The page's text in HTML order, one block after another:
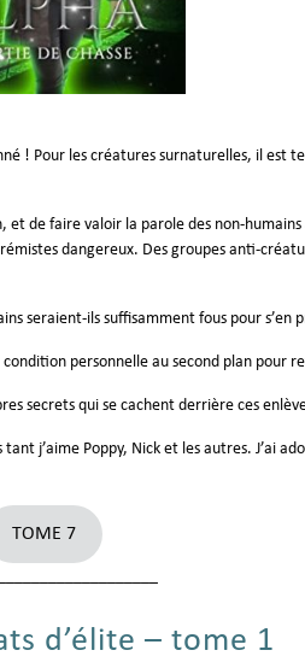
! Pour les créatures surnaturelles, il est
de faire valoir la parole des non-
dangereux. Des groupes anti-
seraient-ils suffisamment fous pour s’en
personnelle au second plan pour
secrets qui se cachent derrière ces
j’aime Poppy, Nick et les autres. J’ai
TOME 7
d’élite – tome 1